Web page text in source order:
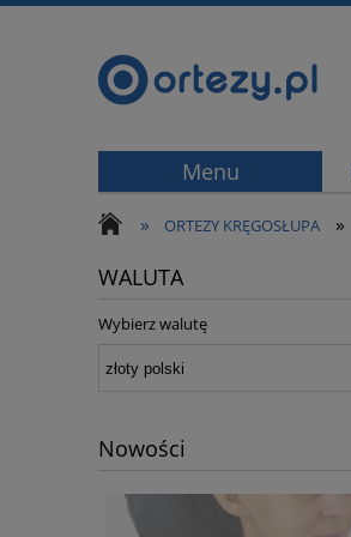
Menu
» ORTEZY KRĘGOSŁUPA »
WALUTA
Wybierz walutę
Nowości